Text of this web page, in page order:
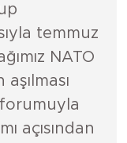
temmuz
NATO
açısından